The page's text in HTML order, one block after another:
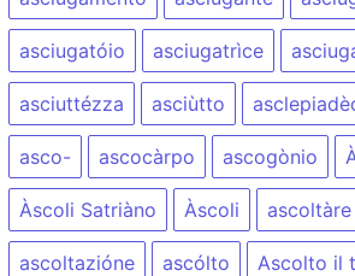
asciugatóio asciugatrìce
asciuttézza asciùtto
asco- ascocàrpo ascogònio
Àscoli Satriàno Àscoli ascoltàre
ascoltazióne ascólto Ascolto il